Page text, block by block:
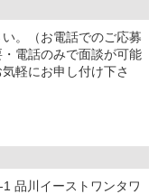
。（お電話でのご応募
電話のみで面談が可能
軽にお申し付け下さ
品川イーストワンタワ